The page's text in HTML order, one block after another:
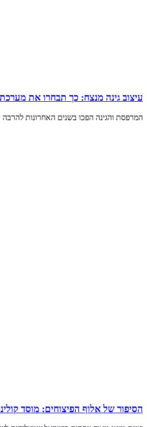
עיצוב גינה מנצח: כך תבחרו את
המרפסת והגינה הפכו בשנים האחרונות
הסיפור של אלוף הפיצוחים: מוסד